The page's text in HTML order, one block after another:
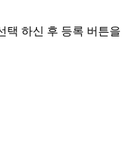
택 하신 후 등록 버튼을